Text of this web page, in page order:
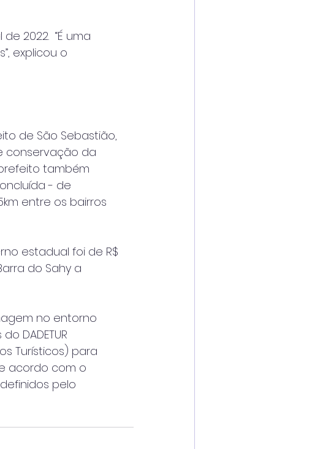
2022.  “É uma
explicou o
de São Sebastião,
conservação da
também
- de
entre os bairros
estadual foi de R$
do Sahy a
no entorno
DADETUR
Turísticos) para
acordo com o
pelo